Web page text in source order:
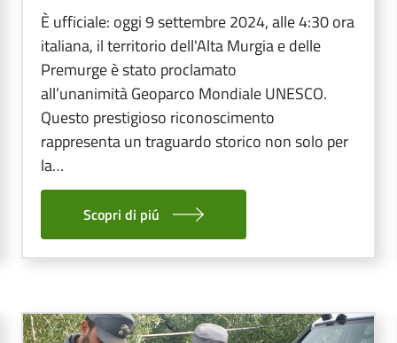
È ufficiale: oggi 9 settembre 2024, alle 4:30 ora
italiana, il territorio dell'Alta Murgia e delle
Premurge è stato proclamato
all’unanimità Geoparco Mondiale UNESCO.
Questo prestigioso riconoscimento
rappresenta un traguardo storico non solo per
la…
Scopri di piú
Image